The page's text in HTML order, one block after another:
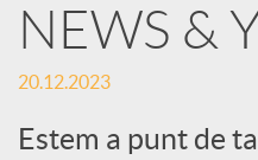
b
l
NEWS &
20.12.2023
Estem a punt de